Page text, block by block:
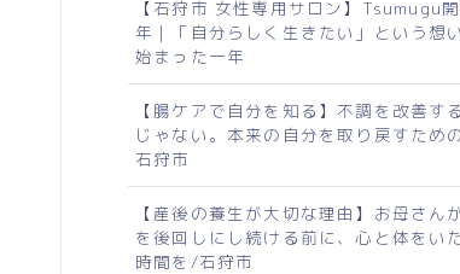
【石狩市 女性専用サロン】Tsumugu
年｜「自分らしく生きたい」という想
始まった一年
【腸ケアで自分を知る】不調を改善す
じゃない。本来の自分を取り戻すため
石狩市
【産後の養生が大切な理由】お母さん
を後回しにし続ける前に、心と体をい
時間を/石狩市